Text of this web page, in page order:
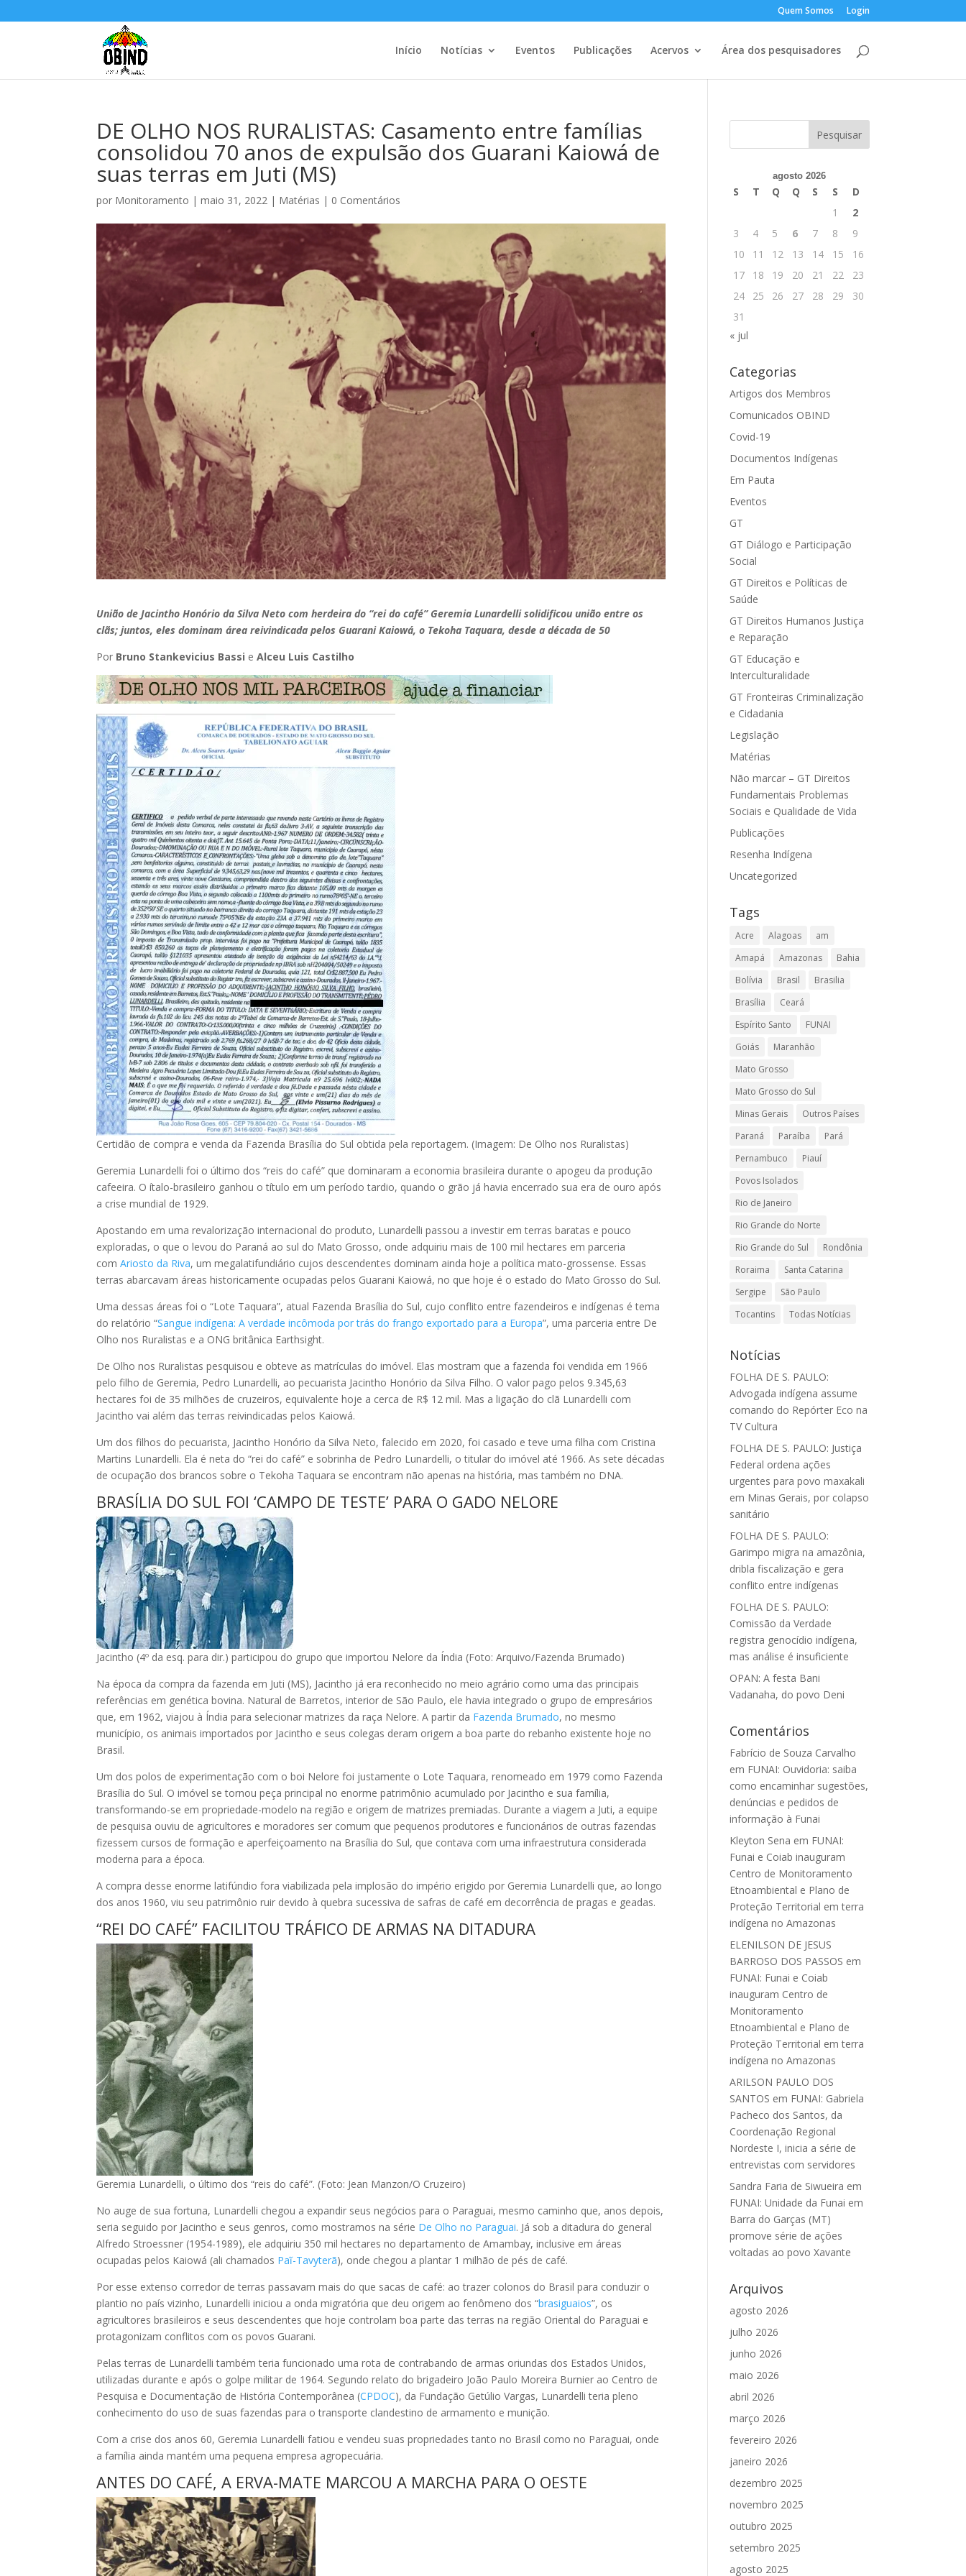
Quem Somos Login
Início Notícias Eventos Publicações Acervos Área dos pesquisadores
DE OLHO NOS RURALISTAS: Casamento entre famílias
consolidou 70 anos de expulsão dos Guarani Kaiowá de
suas terras em Juti (MS)
por Monitoramento |maio 31, 2022 | Matérias | 0 Comentários
União de Jacintho Honório da Silva Neto com herdeira do “rei do café” Geremia Lunardelli solidificou união entre os
clãs; juntos, eles dominam área reivindicada pelos Guarani Kaiowá, o Tekoha Taquara, desde a década de 50
Por Bruno Stankevicius Bassi eAlceu Luis Castilho
Certidão de compra e venda da Fazenda Brasília do Sul obtida pela reportagem. (Imagem: De Olho nos Ruralistas)
Geremia Lunardelli foi o último dos “reis do café” que dominaram a economia brasileira durante o apogeu da produção
cafeeira. O ítalo-brasileiro ganhou o título em um período tardio, quando o grão já havia encerrado sua era de ouro após
a crise mundial de 1929.
Apostando em uma revalorização internacional do produto, Lunardelli passou a investir em terras baratas e pouco
exploradas, o que o levou do Paraná ao sul do Mato Grosso, onde adquiriu mais de 100 mil hectares em parceria
comAriosto da Riva, um megalatifundiário cujos descendentes dominam ainda hoje a política mato-grossense. Essas
terras abarcavam áreas historicamente ocupadas pelos Guarani Kaiowá, no que hoje é o estado do Mato Grosso do Sul.
Uma dessas áreas foi o “Lote Taquara”, atual Fazenda Brasília do Sul, cujo conflito entre fazendeiros e indígenas é tema
do relatório “Sangue indígena: A verdade incômoda por trás do frango exportado para a Europa”, uma parceria entre De
Olho nos Ruralistas e a ONG britânica Earthsight.
De Olho nos Ruralistas pesquisou e obteve as matrículas do imóvel. Elas mostram que a fazenda foi vendida em 1966
pelo filho de Geremia, Pedro Lunardelli, ao pecuarista Jacintho Honório da Silva Filho. O valor pago pelos 9.345,63
hectares foi de 35 milhões de cruzeiros, equivalente hoje a cerca de R$ 12 mil. Mas a ligação do clã Lunardelli com
Jacintho vai além das terras reivindicadas pelos Kaiowá.
Um dos filhos do pecuarista, Jacintho Honório da Silva Neto, falecido em 2020, foi casado e teve uma filha com Cristina
Martins Lunardelli. Ela é neta do “rei do café” e sobrinha de Pedro Lunardelli, o titular do imóvel até 1966. As sete décadas
de ocupação dos brancos sobre o Tekoha Taquara se encontram não apenas na história, mas também no DNA.
BRASÍLIA DO SUL FOI ‘CAMPO DE TESTE’ PARA O GADO NELORE
Jacintho (4º da esq. para dir.) participou do grupo que importou Nelore da Índia (Foto: Arquivo/Fazenda Brumado)
Na época da compra da fazenda em Juti (MS), Jacintho já era reconhecido no meio agrário como uma das principais
referências em genética bovina. Natural de Barretos, interior de São Paulo, ele havia integrado o grupo de empresários
que, em 1962, viajou à Índia para selecionar matrizes da raça Nelore. A partir da Fazenda Brumado, no mesmo
município, os animais importados por Jacintho e seus colegas deram origem a boa parte do rebanho existente hoje no
Brasil.
Um dos polos de experimentação com o boi Nelore foi justamente o Lote Taquara, renomeado em 1979 como Fazenda
Brasília do Sul. O imóvel se tornou peça principal no enorme patrimônio acumulado por Jacintho e sua família,
transformando-se em propriedade-modelo na região e origem de matrizes premiadas. Durante a viagem a Juti, a equipe
de pesquisa ouviu de agricultores e moradores ser comum que pequenos produtores e funcionários de outras fazendas
fizessem cursos de formação e aperfeiçoamento na Brasília do Sul, que contava com uma infraestrutura considerada
moderna para a época.
A compra desse enorme latifúndio fora viabilizada pela implosão do império erigido por Geremia Lunardelli que, ao longo
dos anos 1960, viu seu patrimônio ruir devido à quebra sucessiva de safras de café em decorrência de pragas e geadas.
“REI DO CAFÉ” FACILITOU TRÁFICO DE ARMAS NA DITADURA
Geremia Lunardelli, o último dos “reis do café”. (Foto: Jean Manzon/O Cruzeiro)
No auge de sua fortuna, Lunardelli chegou a expandir seus negócios para o Paraguai, mesmo caminho que, anos depois,
seria seguido por Jacintho e seus genros, como mostramos na série De Olho no Paraguai. Já sob a ditadura do general
Alfredo Stroessner (1954-1989), ele adquiriu 350 mil hectares no departamento de Amambay, inclusive em áreas
ocupadas pelos Kaiowá (ali chamados Paĩ-Tavyterã), onde chegou a plantar 1 milhão de pés de café.
Por esse extenso corredor de terras passavam mais do que sacas de café: ao trazer colonos do Brasil para conduzir o
plantio no país vizinho, Lunardelli iniciou a onda migratória que deu origem ao fenômeno dos “brasiguaios”, os
agricultores brasileiros e seus descendentes que hoje controlam boa parte das terras na região Oriental do Paraguai e
protagonizam conflitos com os povos Guarani.
Pelas terras de Lunardelli também teria funcionado uma rota de contrabando de armas oriundas dos Estados Unidos,
utilizadas durante e após o golpe militar de 1964. Segundo relato do brigadeiro João Paulo Moreira Burnier ao Centro de
Pesquisa e Documentação de História Contemporânea (CPDOC), da Fundação Getúlio Vargas, Lunardelli teria pleno
conhecimento do uso de suas fazendas para o transporte clandestino de armamento e munição.
Com a crise dos anos 60, Geremia Lunardelli fatiou e vendeu suas propriedades tanto no Brasil como no Paraguai, onde
a família ainda mantém uma pequena empresa agropecuária.
ANTES DO CAFÉ, A ERVA-MATE MARCOU A MARCHA PARA O OESTE
agosto 2026
S T Q Q S S
D
1
2
3
4 5 6 7 8
9
10
11 12 13 14 15
16
17
18 19 20 21 22
23
24
25 26 27 28 29
30
31
« jul
Categorias
Artigos dos Membros
Comunicados OBIND
Covid-19
Documentos Indígenas
Em Pauta
Eventos
GT
GT Diálogo e Participação
Social
GT Direitos e Políticas de
Saúde
GT Direitos Humanos Justiça
e Reparação
GT Educação e
Interculturalidade
GT Fronteiras Criminalização
e Cidadania
Legislação
Matérias
Não marcar – GT Direitos
Fundamentais Problemas
Sociais e Qualidade de Vida
Publicações
Resenha Indígena
Uncategorized
Tags
Acre Alagoas
am
Amapá
Amazonas
Bahia
Bolívia
Brasil
Brasilia
Brasília
Ceará
Espírito Santo
FUNAI
Goiás
Maranhão
Mato Grosso
Mato Grosso do Sul
Minas Gerais
Outros Países
Paraná
Paraíba
Pará
Pernambuco
Piauí
Povos Isolados
Rio de Janeiro
Rio Grande do Norte
Rio Grande do Sul
Rondônia
Roraima
Santa Catarina
Sergipe
São Paulo
Tocantins
Todas Notícias
Notícias
FOLHA DE S. PAULO:
Advogada indígena assume
comando do Repórter Eco na
TV Cultura
FOLHA DE S. PAULO: Justiça
Federal ordena ações
urgentes para povo maxakali
em Minas Gerais, por colapso
sanitário
FOLHA DE S. PAULO:
Garimpo migra na amazônia,
dribla fiscalização e gera
conflito entre indígenas
FOLHA DE S. PAULO:
Comissão da Verdade
registra genocídio indígena,
mas análise é insuficiente
OPAN: A festa Bani
Vadanaha, do povo Deni
Comentários
Fabrício de Souza Carvalho
em FUNAI: Ouvidoria: saiba
como encaminhar sugestões,
denúncias e pedidos de
informação à Funai
Kleyton Sena em FUNAI:
Funai e Coiab inauguram
Centro de Monitoramento
Etnoambiental e Plano de
Proteção Territorial em terra
indígena no Amazonas
ELENILSON DE JESUS
BARROSO DOS PASSOS em
FUNAI: Funai e Coiab
inauguram Centro de
Monitoramento
Etnoambiental e Plano de
Proteção Territorial em terra
indígena no Amazonas
ARILSON PAULO DOS
SANTOS em FUNAI: Gabriela
Pacheco dos Santos, da
Coordenação Regional
Nordeste I, inicia a série de
entrevistas com servidores
Sandra Faria de Siwueira em
FUNAI: Unidade da Funai em
Barra do Garças (MT)
promove série de ações
voltadas ao povo Xavante
Arquivos
agosto 2026
julho 2026
junho 2026
maio 2026
abril 2026
março 2026
fevereiro 2026
janeiro 2026
dezembro 2025
novembro 2025
outubro 2025
setembro 2025
agosto 2025